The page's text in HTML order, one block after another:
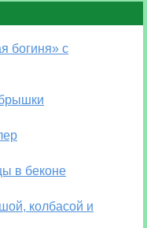
богиня» с
в беконе
колбасой и